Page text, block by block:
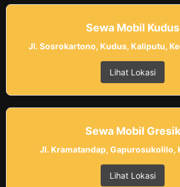
Sewa Mobil Kudus
Jl. Sosrokartono, Kudus, Kaliputu,
Lihat Lokasi
Sewa Mobil Gresik
Jl. Kramatandap, Gapurosukolilo,
Lihat Lokasi